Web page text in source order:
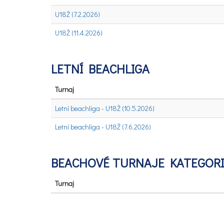
U18Ž (7.2.2026)
U18Ž (11.4.2026)
LETNÍ BEACHLIGA
Turnaj
Letní beachliga - U18Ž (10.5.2026)
Letní beachliga - U18Ž (7.6.2026)
BEACHOVÉ TURNAJE
Turnaj